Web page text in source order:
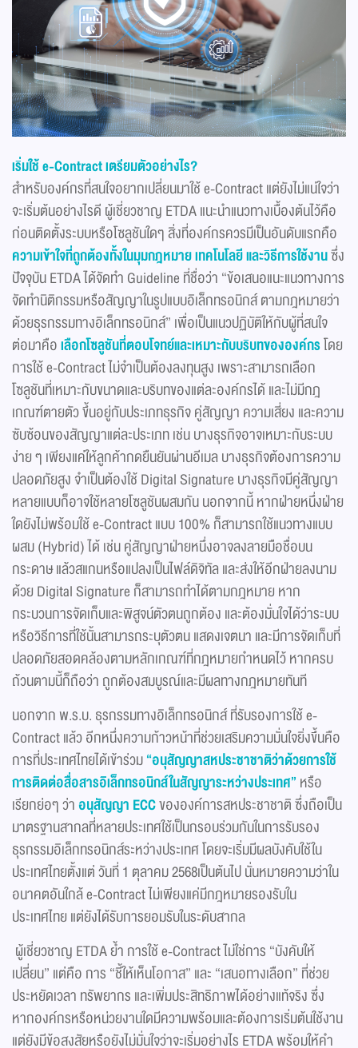
เริ่มใช้ e-Contract เตรียมตัวอย่างไร?
สำหรับองค์กรที่สนใจอยากเปลี่ยนมาใช้ e-Contract แต่ยังไม่แน่ใจว่า
จะเริ่มต้นอย่างไรดี ผู้เชี่ยวชาญ ETDA แนะนำแนวทางเบื้องต้นไว้คือ
ก่อนติดตั้งระบบหรือโซลูชันใดๆ สิ่งที่องค์กรควรมีเป็นอันดับแรกคือ
ความเข้าใจที่ถูกต้องทั้งในมุมกฎหมาย เทคโนโลยี และวิธีการใช้งานซึ่ง
ปัจจุบัน ETDA ได้จัดทำ Guideline ที่ชื่อว่า “ข้อเสนอแนะแนวทางการ
จัดทำนิติกรรมหรือสัญญาในรูปแบบอิเล็กทรอนิกส์ ตามกฎหมายว่า
ด้วยธุรกรรมทางอิเล็กทรอนิกส์” เพื่อเป็นแนวปฏิบัติให้กับผู้ที่สนใจ
ต่อมาคือเลือกโซลูชันที่ตอบโจทย์และเหมาะกับบริบทขององค์กรโดย
การใช้ e-Contract ไม่จำเป็นต้องลงทุนสูง เพราะสามารถเลือก
โซลูชันที่เหมาะกับขนาดและบริบทของแต่ละองค์กรได้ และไม่มีกฎ
เกณฑ์ตายตัว ขึ้นอยู่กับประเภทธุรกิจ คู่สัญญา ความเสี่ยง และความ
ซับซ้อนของสัญญาแต่ละประเภท เช่น บางธุรกิจอาจเหมาะกับระบบ
ง่าย ๆ เพียงแค่ให้ลูกค้ากดยืนยันผ่านอีเมล บางธุรกิจต้องการความ
ปลอดภัยสูง จำเป็นต้องใช้ Digital Signature บางธุรกิจมีคู่สัญญา
หลายแบบก็อาจใช้หลายโซลูชันผสมกัน นอกจากนี้ หากฝ่ายหนึ่งฝ่าย
ใดยังไม่พร้อมใช้ e-Contract แบบ 100% ก็สามารถใช้แนวทางแบบ
ผสม (Hybrid) ได้ เช่น คู่สัญญาฝ่ายหนึ่งอาจลงลายมือชื่อบน
กระดาษ แล้วสแกนหรือแปลงเป็นไฟล์ดิจิทัล และส่งให้อีกฝ่ายลงนาม
ด้วย Digital Signature ก็สามารถทำได้ตามกฎหมาย หาก
กระบวนการจัดเก็บและพิสูจน์ตัวตนถูกต้อง และต้องมั่นใจได้ว่าระบบ
หรือวิธีการที่ใช้นั้นสามารถระบุตัวตน แสดงเจตนา และมีการจัดเก็บที่
ปลอดภัยสอดคล้องตามหลักเกณฑ์ที่กฎหมายกำหนดไว้ หากครบ
ถ้วนตามนี้ก็ถือว่า ถูกต้องสมบูรณ์และมีผลทางกฎหมายทันที
นอกจาก พ.ร.บ. ธุรกรรมทางอิเล็กทรอนิกส์ ที่รับรองการใช้ e-
Contract แล้ว อีกหนึ่งความก้าวหน้าที่ช่วยเสริมความมั่นใจยิ่งขึ้นคือ
การที่ประเทศไทยได้เข้าร่วม“อนุสัญญาสหประชาชาติว่าด้วยการใช้
การติดต่อสื่อสารอิเล็กทรอนิกส์ในสัญญาระหว่างประเทศ” หรือ
เรียกย่อๆ ว่าอนุสัญญา ECCขององค์การสหประชาชาติ ซึ่งถือเป็น
มาตรฐานสากลที่หลายประเทศใช้เป็นกรอบร่วมกันในการรับรอง
ธุรกรรมอิเล็กทรอนิกส์ระหว่างประเทศ โดยจะเริ่มมีผลบังคับใช้ใน
ประเทศไทยตั้งแต่ วันที่ 1 ตุลาคม 2568เป็นต้นไป นั่นหมายความว่าใน
อนาคตอันใกล้ e-Contract ไม่เพียงแค่มีกฎหมายรองรับใน
ประเทศไทย แต่ยังได้รับการยอมรับในระดับสากล
ผู้เชี่ยวชาญ ETDA ย้ำ การใช้ e-Contract ไม่ใช่การ “บังคับให้
เปลี่ยน” แต่คือ การ “ชี้ให้เห็นโอกาส” และ “เสนอทางเลือก” ที่ช่วย
ประหยัดเวลา ทรัพยากร และเพิ่มประสิทธิภาพได้อย่างแท้จริง ซึ่ง
หากองค์กรหรือหน่วยงานใดมีความพร้อมและต้องการเริ่มต้นใช้งาน
แต่ยังมีข้อสงสัยหรือยังไม่มั่นใจว่าจะเริ่มอย่างไร ETDA พร้อมให้คำ